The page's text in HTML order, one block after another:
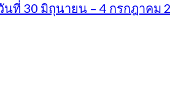
ที่ 30 มิถุนายน – 4 กรกฎาคม